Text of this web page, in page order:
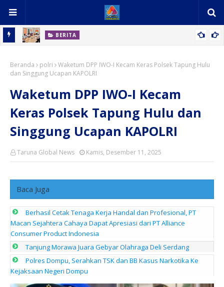
BERITA
Sejahtera Cahaya Dapat Apresiasi dari PT Alliance Consumer
Product Indonesia
Beranda polri
Waketum DPP IWO-I Kecam Keras Polsek Tapung Hulu
dan Singgung Ucapan KAPOLRI
Waketum DPP IWO-I Kecam
Keras Polsek Tapung Hulu dan
Singgung Ucapan KAPOLRI
Taruna Global News Kamis, Desember 11, 2025
Baca Juga
Berhasil Cetak Tenaga Kerja Handal dan Profesional, PT
Macan Sejahtera Cahaya Dapat Apresiasi dari PT Alliance
Consumer Product Indonesia
Tanjung Morawa Juara Gebyar Olahraga Deli Serdang
Polres Dompu, Serahkan TSK dan BB Kasus Narkotika Ke
Kejaksaan Negeri Dompu